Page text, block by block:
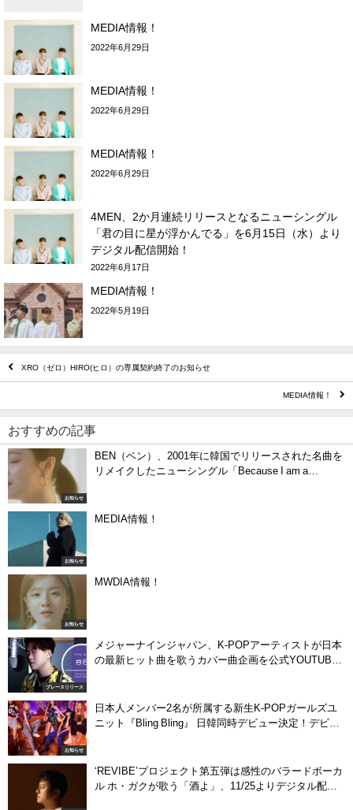
MEDIA情報！
2022年6月29日
MEDIA情報！
2022年6月29日
MEDIA情報！
2022年6月29日
4MEN、2か月連続リリースとなるニューシングル
「君の目に星が浮かんでる」を6月15日（水）より
デジタル配信開始！
2022年6月17日
MEDIA情報！
2022年5月19日
XRO（ゼロ）HIRO(ヒロ）の専属契約終了のお知らせ
MEDIA情報！
おすすめの記事
お知らせ
BEN（ベン）、2001年に韓国でリリースされた名曲を
リメイクしたニューシングル「Because I am a
お知らせ
MEDIA情報！
お知らせ
MWDIA情報！
プレースリリース
メジャーナインジャパン、K-POPアーティストが日本
の最新ヒット曲を歌うカバー曲企画を公式YOUTUBE
お知らせ
日本人メンバー2名が所属する新生K-POPガールズユ
ニット『Bling Bling』 日韓同時デビュー決定！デビュ
‘REVIBE’プロジェクト第五弾は感性のバラードボーカ
ル ホ・ガクが歌う「酒よ」、11/25よりデジタル配信